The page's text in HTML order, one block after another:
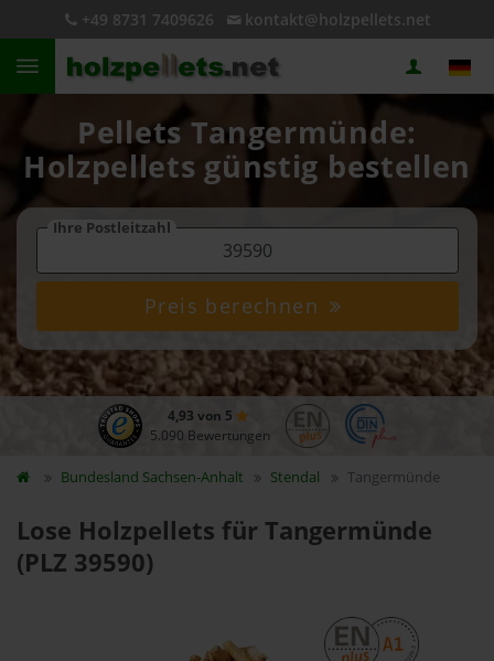
+49 8731 7409626 kontakt@holzpellets.net
Pellets Tangermünde:
Holzpellets günstig bestellen
Ihre Postleitzahl
Preis berechnen
4,93 von 5
5.090 Bewertungen
Bundesland Sachsen-Anhalt Stendal Tangermünde
Lose Holzpellets für Tangermünde
(PLZ 39590)